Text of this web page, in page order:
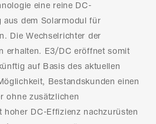
eine reine DC-
aus dem Solarmodul für
Die Wechselrichter der
erhalten. E3/DC eröffnet somit
auf Basis des aktuellen
Bestandskunden einen
ohne zusätzlichen
hoher DC-Effizienz nachzurüsten